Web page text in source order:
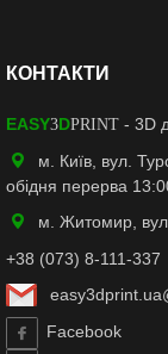
КОНТАКТИ
EASY3DPRINT - 3D
м. Київ, вул.
обідня перерва
м. Житомир,
+38 (073) 8-111-337
Facebook